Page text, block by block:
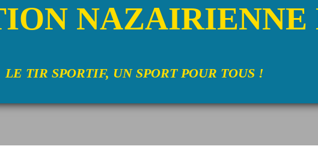
NAZAIRIENNE
LE TIR SPORTIF, UN SPORT POUR TOUS !